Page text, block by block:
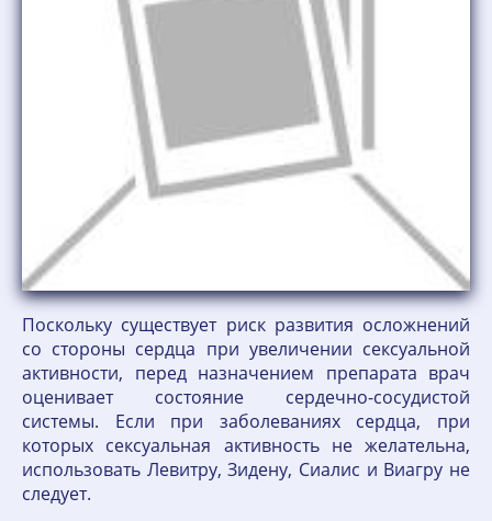
Поскольку существует риск развития осложнений
со стороны сердца при увеличении сексуальной
активности, перед назначением препарата врач
оценивает состояние сердечно-сосудистой
системы. Если при заболеваниях сердца, при
которых сексуальная активность не желательна,
использовать Левитру, Зидену, Сиалис и Виагру не
следует.